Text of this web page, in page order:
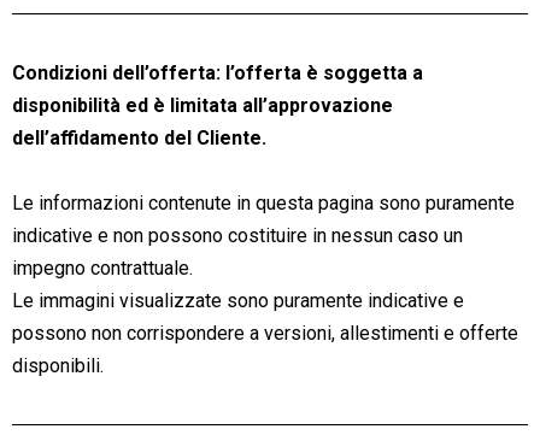
Condizioni dell’offerta: l’offerta è soggetta a
disponibilità ed è limitata all’approvazione
dell’affidamento del Cliente.
Le informazioni contenute in questa pagina sono puramente
indicative e non possono costituire in nessun caso un
impegno contrattuale.
Le immagini visualizzate sono puramente indicative e
possono non corrispondere a versioni, allestimenti e offerte
disponibili.